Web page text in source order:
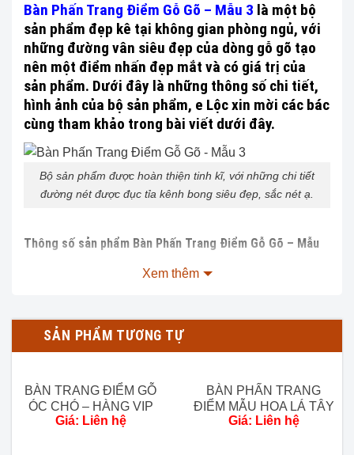
Bàn Phấn Trang Điểm Gỗ Gõ – Mẫu 3 là một bộ
sản phẩm đẹp kê tại không gian phòng ngủ, với
những đường vân siêu đẹp của dòng gỗ gõ tạo
nên một điểm nhấn đẹp mắt và có giá trị của
sản phẩm. Dưới đây là những thông số chi tiết,
hình ảnh của bộ sản phẩm, e Lộc xin mời các bác
cùng tham khảo trong bài viết dưới đây.
Bộ sản phẩm được hoàn thiện tinh kĩ, với những chi tiết
đường nét được đục tỉa kênh bong siêu đẹp, sắc nét ạ.
Thông số sản phẩm Bàn Phấn Trang Điểm Gỗ Gõ – Mẫu
Kích thước chi tiết:
Dài 100cm x Rộng 48cm x Cao 160cm.
Trạng thái:
Còn hàng.
Chi phí giao hàng:
Xem thêm
SẢN PHẨM TƯƠNG TỰ
BÀN TRANG ĐIỂM GỖ
ÓC CHÓ – HÀNG VIP
Giá: Liên hệ
BÀN PHẤN TRANG
ĐIỂM MẪU HOA LÁ TÂY
GỖ HƯƠNG ĐÁ
Giá: Liên hệ